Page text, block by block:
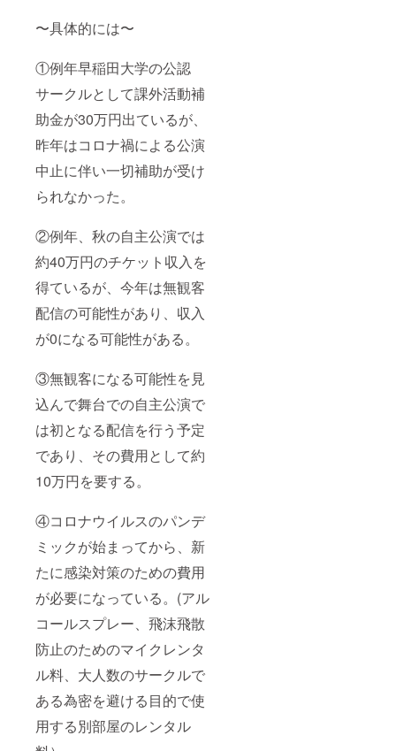
〜具体的には〜
①例年早稲田大学の公認
サークルとして課外活動補
助金が30万円出ているが、
昨年はコロナ禍による公演
中止に伴い一切補助が受け
られなかった。
②例年、秋の自主公演では
約40万円のチケット収入を
得ているが、今年は無観客
配信の可能性があり、収入
が0になる可能性がある。
③無観客になる可能性を見
込んで舞台での自主公演で
は初となる配信を行う予定
であり、その費用として約
10万円を要する。
④コロナウイルスのパンデ
ミックが始まってから、新
たに感染対策のための費用
が必要になっている。(アル
コールスプレー、飛沫飛散
防止のためのマイクレンタ
ル料、大人数のサークルで
ある為密を避ける目的で使
用する別部屋のレンタル